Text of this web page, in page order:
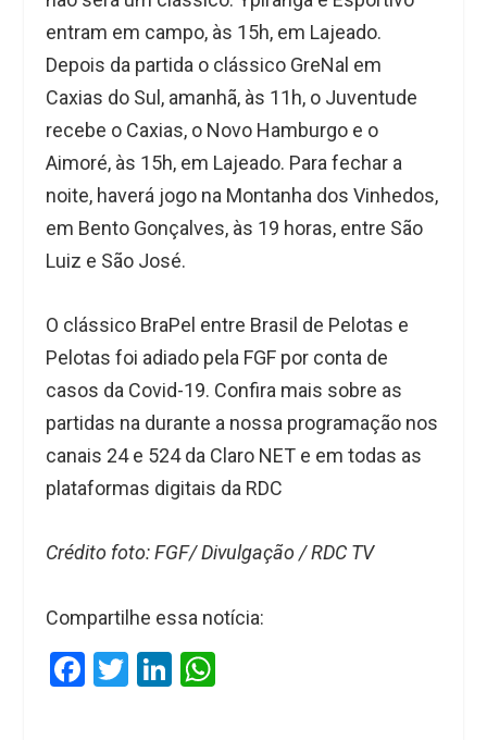
entram em campo, às 15h, em Lajeado.
Depois da partida o clássico GreNal em
Caxias do Sul, amanhã, às 11h, o Juventude
recebe o Caxias, o Novo Hamburgo e o
Aimoré, às 15h, em Lajeado. Para fechar a
noite, haverá jogo na Montanha dos Vinhedos,
em Bento Gonçalves, às 19 horas, entre São
Luiz e São José.
O clássico BraPel entre Brasil de Pelotas e
Pelotas foi adiado pela FGF por conta de
casos da Covid-19. Confira mais sobre as
partidas na durante a nossa programação nos
canais 24 e 524 da Claro NET e em todas as
plataformas digitais da RDC
Crédito foto: FGF/ Divulgação / RDC TV
Compartilhe essa notícia:
F
T
Li